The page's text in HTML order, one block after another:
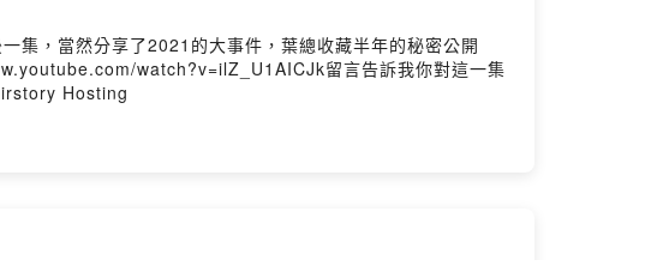
集，當然分享了2021的大事件，葉總收藏半年的秘密公開
watch?v=ilZ_U1AICJk留言告訴我你對這一集
Hosting